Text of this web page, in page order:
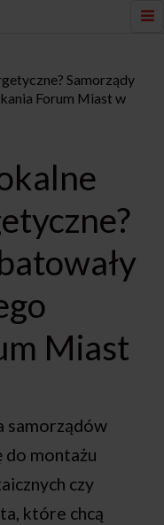
Samorządy
Forum Miast w
Miast
samorządów
do montażu
czy
które chcą